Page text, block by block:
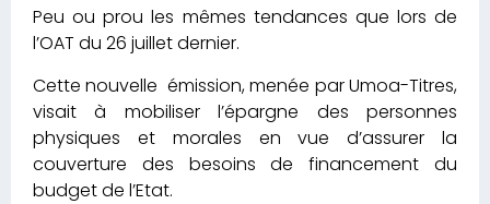
Peu ou prou les mêmes tendances que lors de
l’OAT du 26 juillet dernier.
Cette nouvelle émission, menée par Umoa-Titres,
visait à mobiliser l’épargne des personnes
physiques et morales en vue d’assurer la
couverture des besoins de financement du
budget de l’Etat.